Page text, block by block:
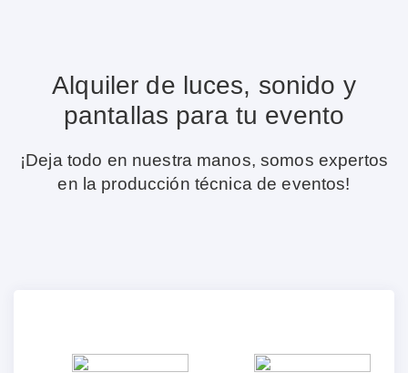
Alquiler de luces, sonido y
pantallas para tu evento
¡Deja todo en nuestra manos, somos expertos
en la producción técnica de eventos!